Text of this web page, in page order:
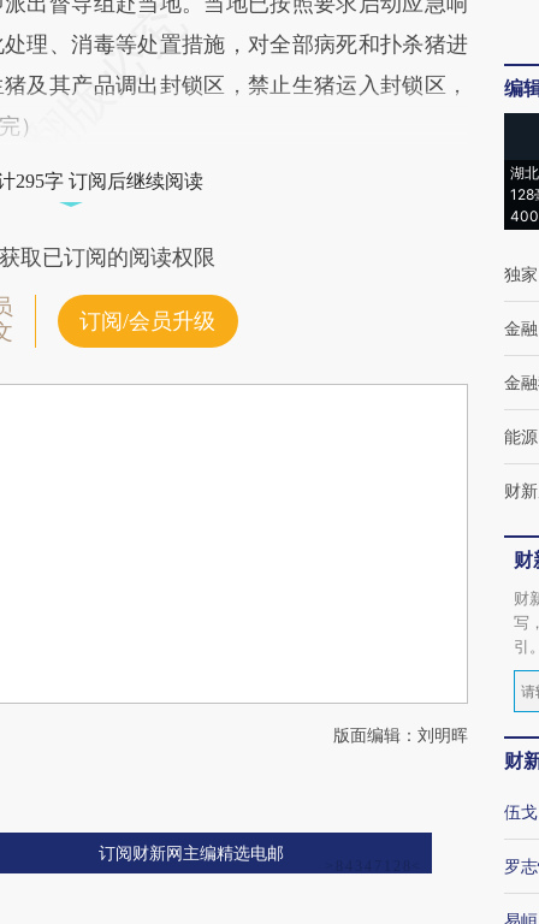
理、消毒等处置措施，对全部病死和扑杀猪进
及其产品调出封锁区，禁止生猪运入封锁区，
）
295字 订阅后继续阅读
取已订阅的阅读权限
订阅/会员升级
版面编辑：刘明晖
订阅财新网主编精选电邮
编
湖
128
独家
金融
金
能源
财
财
财
写
引
财
伍戈
罗
易峘